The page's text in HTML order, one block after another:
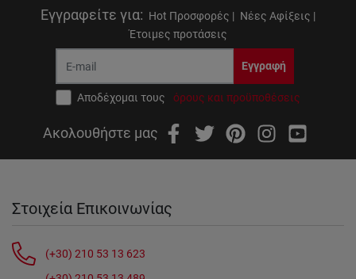
Εγγραφείτε για: Hot Προσφορές | Νέες Αφίξεις |
Έτοιμες προτάσεις
Εγγραφή
Αποδέχομαι τους όρους και προϋποθέσεις
Ακολουθήστε μας
Στοιχεία Επικοινωνίας
(+30) 210 53 13 623